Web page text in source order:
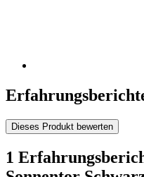
Dieses Produkt bewerten
1